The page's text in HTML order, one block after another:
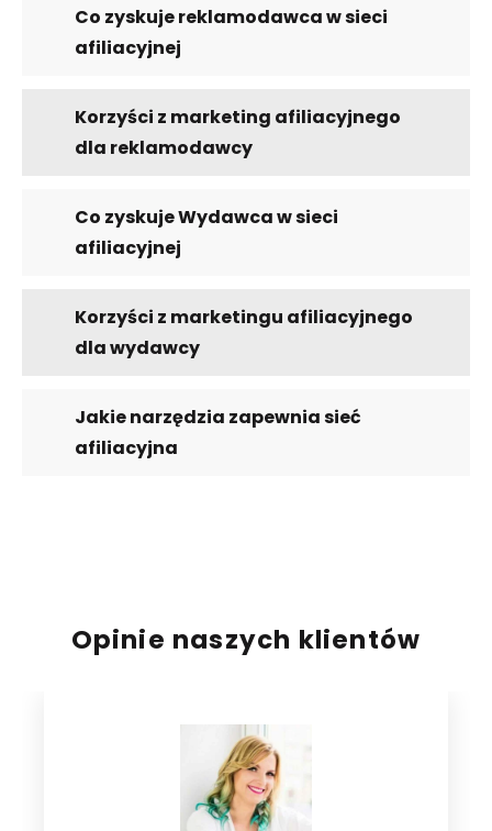
Co zyskuje reklamodawca w sieci
afiliacyjnej
Korzyści z marketing afiliacyjnego
dla reklamodawcy
Co zyskuje Wydawca w sieci
afiliacyjnej
Korzyści z marketingu afiliacyjnego
dla wydawcy
Jakie narzędzia zapewnia sieć
afiliacyjna
Opinie naszych klientów